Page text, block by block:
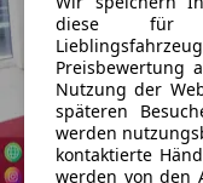
diese für
Preisbewertung
Nutzung der
späteren
werden
kontaktierte
werden von den